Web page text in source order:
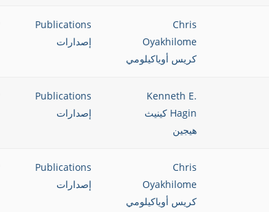
Chris
Oyakhilome
كريس أوياكيلومي
Publications
إصدارات
Kenneth E.
Hagin كينيث
هيجين
Publications
إصدارات
Chris
Oyakhilome
كريس أوياكيلومي
Publications
إصدارات